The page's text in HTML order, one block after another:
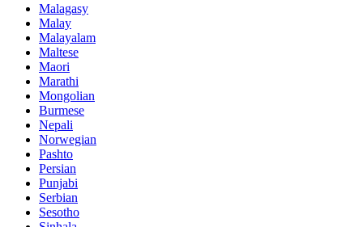
Malagasy
Malay
Malayalam
Maltese
Maori
Marathi
Mongolian
Burmese
Nepali
Norwegian
Pashto
Persian
Punjabi
Serbian
Sesotho